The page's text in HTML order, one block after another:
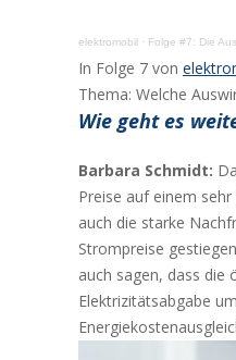
elektromobil · Folge #7: Die
In Folge 7 von
Thema: Welche
Wie geht es
Barbara Schmidt:
Preise auf einem
auch die starke
Strompreise
auch sagen, dass die
Elektrizitätsabgabe